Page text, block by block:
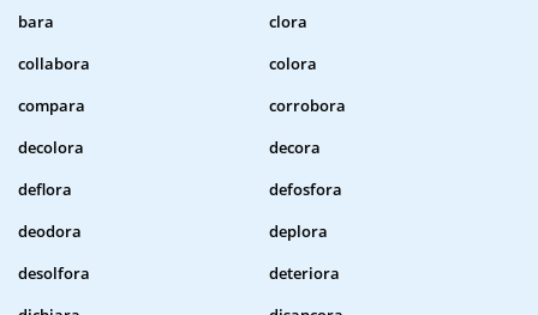
bara
clora
collabora
colora
compara
corrobora
decolora
decora
deflora
defosfora
deodora
deplora
desolfora
deteriora